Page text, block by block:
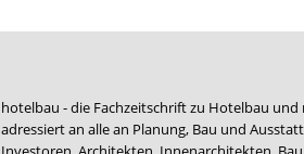
hotelbau - die Fachzeitschrift zu Hotelbau
adressiert an alle an Planung, Bau und